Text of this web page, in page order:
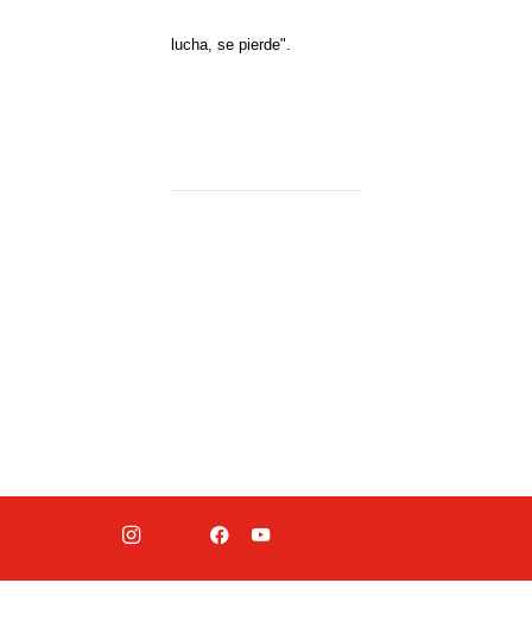
lucha, se pierde".